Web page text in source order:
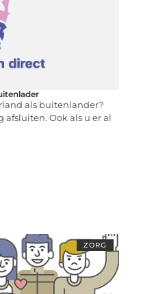
als buitenlander?
Ook als u er al
ZORG